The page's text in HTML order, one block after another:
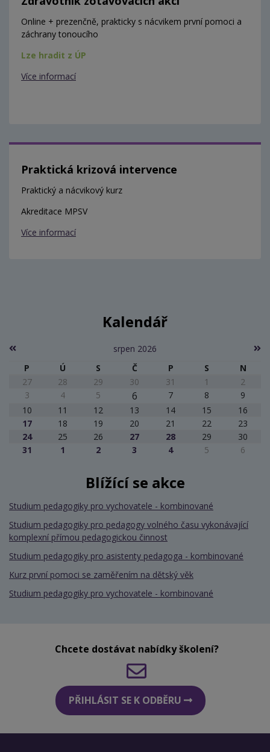
Online + prezenčně, prakticky s nácvikem první pomoci a
záchrany tonoucího
Lze hradit z ÚP
Více informací
Praktická krizová intervence
Praktický a nácvikový kurz
Akreditace MPSV
Více informací
Kalendář
srpen 2026
P
Ú S Č P S
N
27
28 29 30 31 1
2
3
4 5 6 7 8
9
10
11 12 13 14 15
16
17
18 19 20 21 22
23
24
25 26 27 28 29
30
31
1 2 3 4 5 6
Blížící se akce
Studium pedagogiky pro vychovatele - kombinované
Studium pedagogiky pro pedagogy volného času vykonávající
komplexní přímou pedagogickou činnost
Studium pedagogiky pro asistenty pedagoga - kombinované
Kurz první pomoci se zaměřením na dětský věk
Studium pedagogiky pro vychovatele - kombinované
Chcete dostávat nabídky školení?
PŘIHLÁSIT SE K ODBĚRU